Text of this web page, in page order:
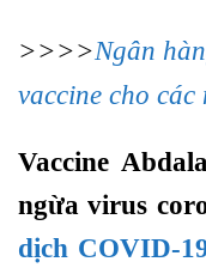
>>>>Ngân
vaccine cho các
Vaccine
ngừa virus
dịch COVID-